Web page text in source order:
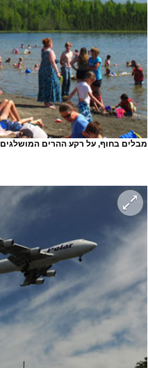
מבלים בחוף, על רקע ההרים המושלגים